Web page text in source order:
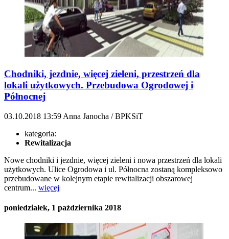
Chodniki, jezdnie, więcej zieleni, przestrzeń dla
lokali użytkowych. Przebudowa Ogrodowej i
Północnej
03.10.2018 13:59 Anna Janocha / BPKSiT
kategoria:
Rewitalizacja
Nowe chodniki i jezdnie, więcej zieleni i nowa przestrzeń dla lokali
użytkowych. Ulice Ogrodowa i ul. Północna zostaną kompleksowo
przebudowane w kolejnym etapie rewitalizacji obszarowej
centrum... więcej
poniedziałek, 1 października 2018